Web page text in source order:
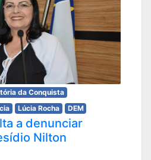
da Conquista
Lúcia Rocha DEM
a denunciar
Nilton